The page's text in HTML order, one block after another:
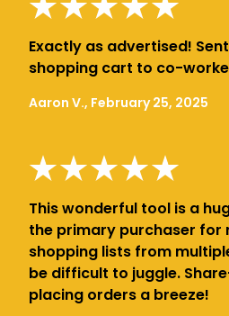
Exactly as advertised!
shopping cart to co-
Aaron V., February 25, 2025
This wonderful tool is a
the primary purchaser for
shopping lists from
be difficult to juggle.
placing orders a breeze!